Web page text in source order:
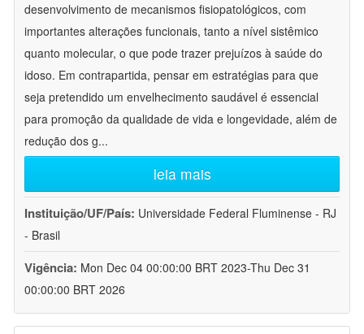
desenvolvimento de mecanismos fisiopatológicos, com
importantes alterações funcionais, tanto a nível sistêmico
quanto molecular, o que pode trazer prejuízos à saúde do
idoso. Em contrapartida, pensar em estratégias para que
seja pretendido um envelhecimento saudável é essencial
para promoção da qualidade de vida e longevidade, além de
redução dos g...
leia mais
Instituição/UF/País: Universidade Federal Fluminense - RJ
- Brasil
Vigência: Mon Dec 04 00:00:00 BRT 2023-Thu Dec 31
00:00:00 BRT 2026